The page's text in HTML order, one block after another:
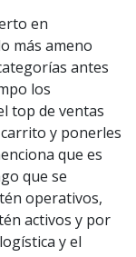
en
más ameno
antes
los
top de ventas
y ponerles
que es
que se
operativos,
activos y por
y el